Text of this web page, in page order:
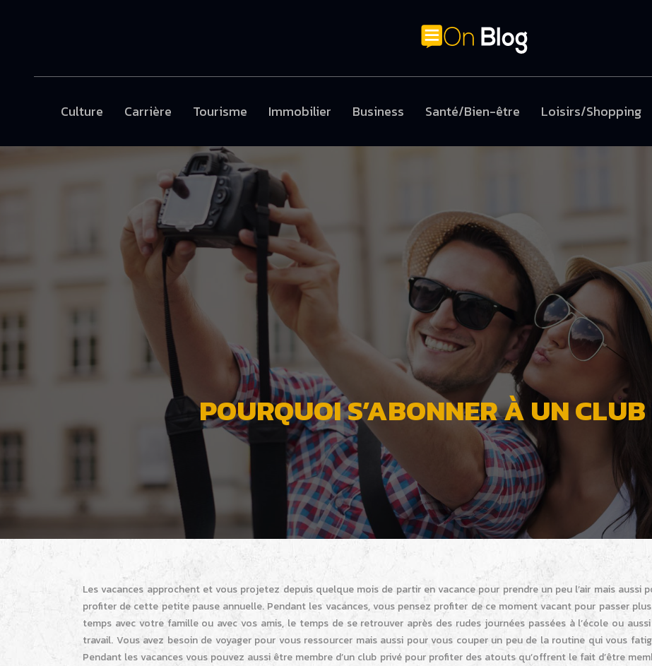
Culture Carrière Tourisme Immobilier Business Santé/Bien-être Loisirs/Shopping
POURQUOI S’ABONNER À UN
Les vacances approchent et vous projetez depuis quelque mois de partir en vacance pour prendre un peu l’air mais aussi
profiter de cette petite pause annuelle. Pendant les vacances, vous pensez profiter de ce moment vacant pour passer
temps avec votre famille ou avec vos amis, le temps de se retrouver après des rudes journées passées à l’école ou
travail. Vous avez besoin de voyager pour vous ressourcer mais aussi pour vous couper un peu de la routine qui vous
Pendant les vacances vous pouvez aussi être membre d’un club privé pour profiter des atouts qu’offrent le fait d’être